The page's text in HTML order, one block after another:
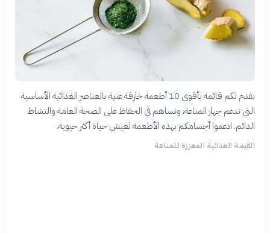
نقدم لكم قائمة بأقوى 10 أطعمة خارقة غنية بالعناصر الغذائية الأساسية
التي تدعم جهاز المناعة، وتساهم في الحفاظ على الصحة العامة والنشاط
الدائم. ادعموا أجسامكم بهذه الأطعمة لعيش حياة أكثر حيوية.
القيمة الغذائية المعززة للمناعة